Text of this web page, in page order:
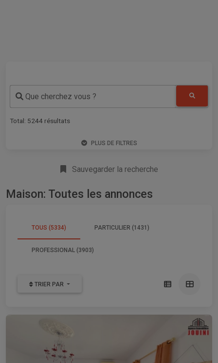
Que cherchez vous ?
Total: 5244 résultats
PLUS DE FILTRES
Sauvegarder la recherche
Maison: Toutes les annonces
TOUS (5334) PARTICULIER (1431)
PROFESSIONAL (3903)
TRIER PAR